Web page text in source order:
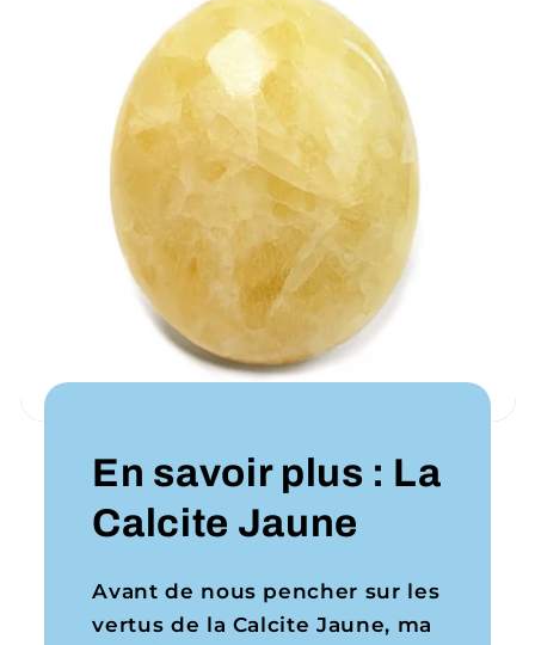
En savoir plus : La
Calcite Jaune
Avant de nous pencher sur les
vertus de la Calcite Jaune, ma